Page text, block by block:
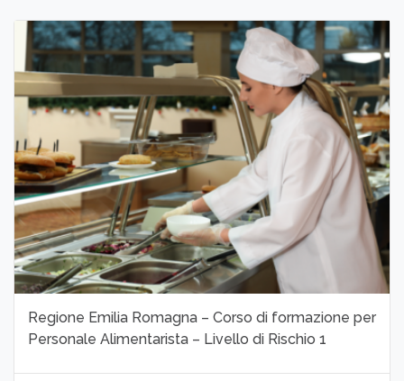
Regione Emilia Romagna – Corso di formazione per
Personale Alimentarista – Livello di Rischio 1